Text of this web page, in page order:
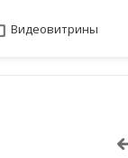
Видеовитрины